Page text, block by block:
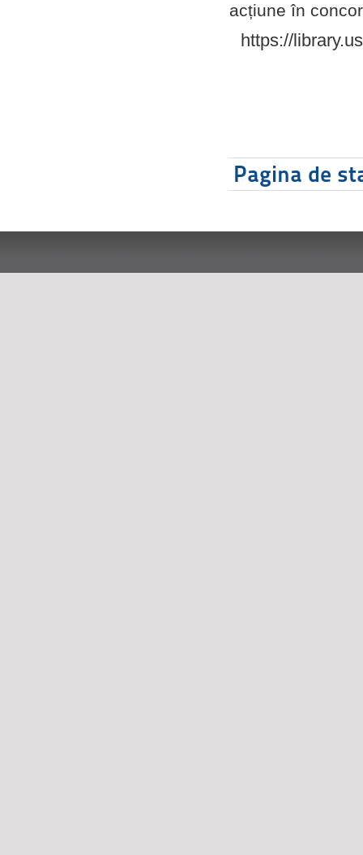
acțiune în
https://
Pagina de